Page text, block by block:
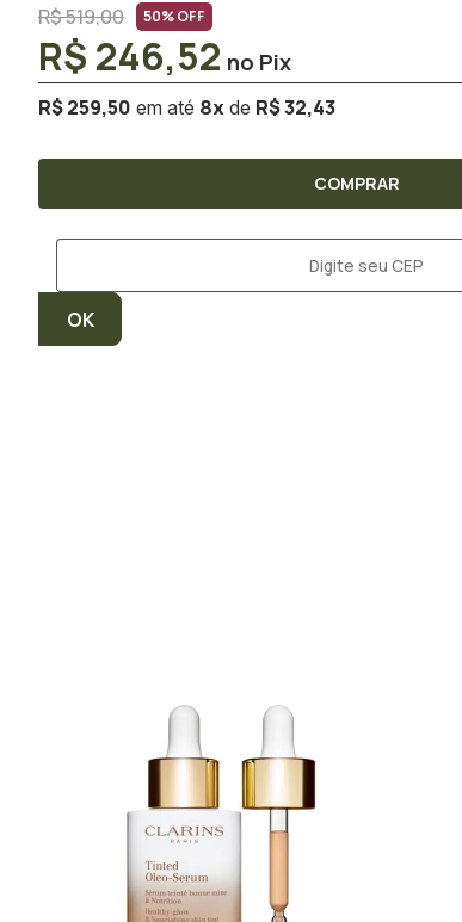
R$ 519,00 50% OFF
R$ 259,50 8x R$ 32,43
R$ 246,52
COMPRAR